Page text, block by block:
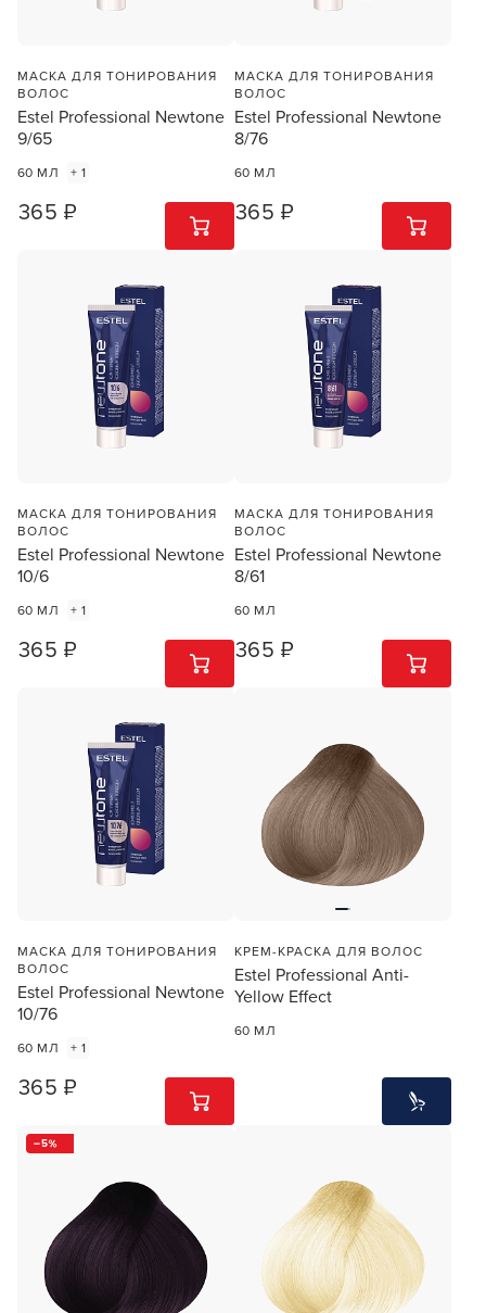
МАСКА ДЛЯ ТОНИРОВАНИЯ
ВОЛОС
Estel Professional Newtone
9/65
60 МЛ + 1
365 ₽ 1 ШТ
МАСКА ДЛЯ ТОНИРОВАНИЯ
ВОЛОС
Estel Professional Newtone
8/76
60 МЛ
365 ₽ 1 ШТ
МАСКА ДЛЯ ТОНИРОВАНИЯ
ВОЛОС
Estel Professional Newtone
10/6
60 МЛ + 1
365 ₽ 1 ШТ
МАСКА ДЛЯ ТОНИРОВАНИЯ
ВОЛОС
Estel Professional Newtone
8/61
60 МЛ
365 ₽ 1 ШТ
МАСКА ДЛЯ ТОНИРОВАНИЯ
ВОЛОС
Estel Professional Newtone
10/76
60 МЛ + 1
365 ₽ 1 ШТ
КРЕМ-КРАСКА ДЛЯ ВОЛОС
Estel Professional Anti-
Yellow Effect
60 МЛ
5
В новом приложении RedHare Market для Android
смотреть товары и оформлять заказы — удобнее и
намного быстрее!
УСТАНОВИТЬ ИЗ GOOGLE PLAY
ПРОДОЛЖУ ЗДЕСЬ